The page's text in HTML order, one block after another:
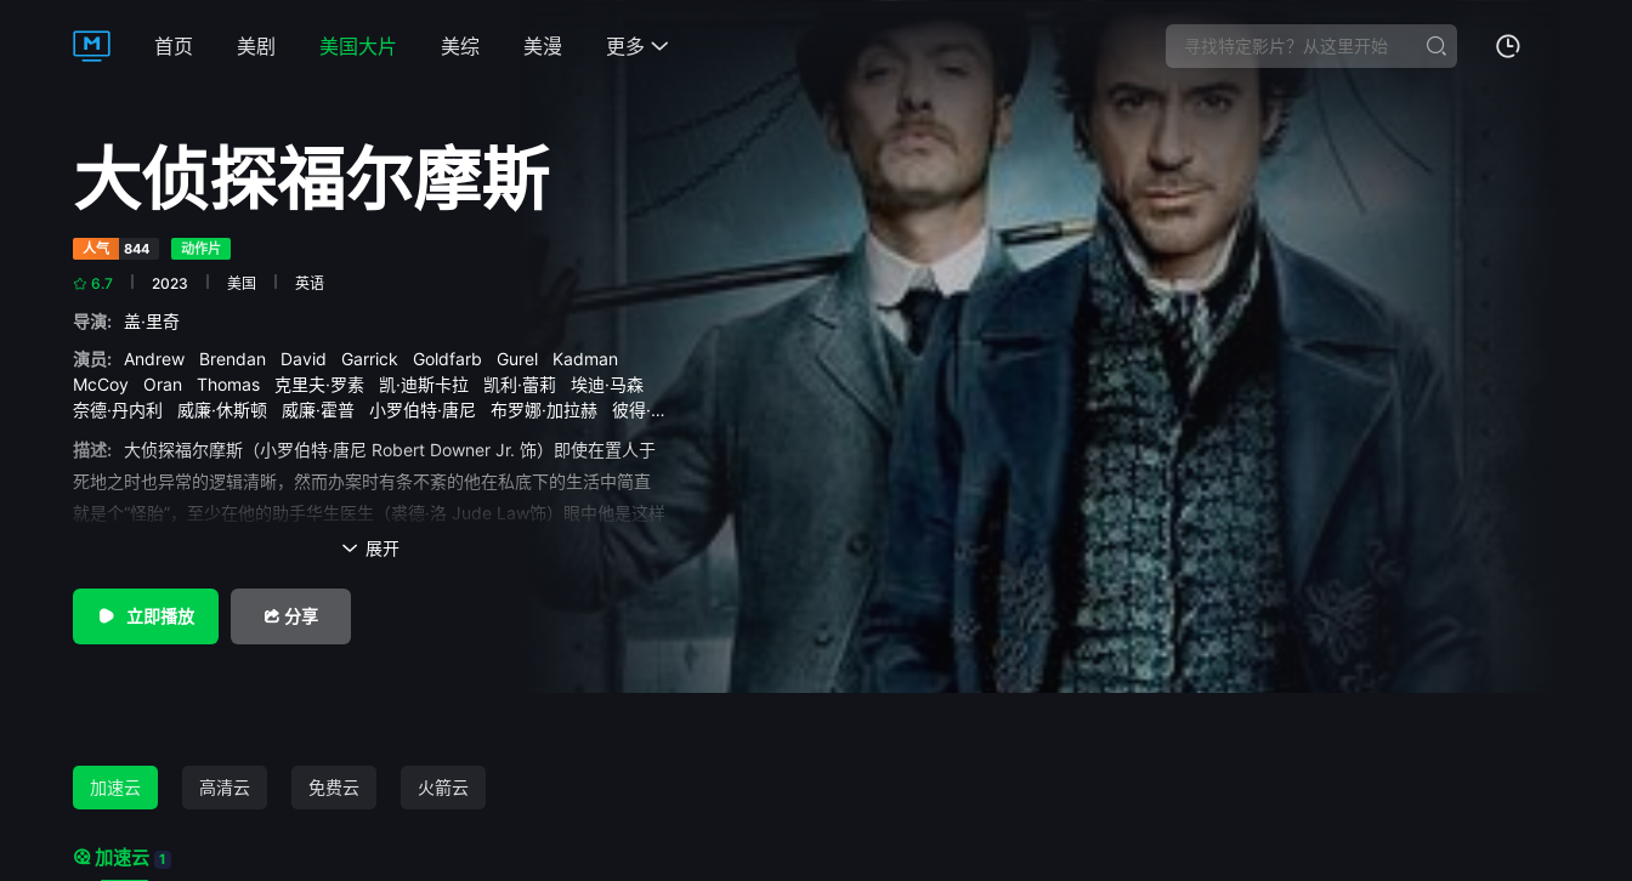
首页 美剧 美国大片 美综 美漫 更多 
大侦探福尔摩斯
人气 844 动作片
6.7 2023 美国 英语
导演:
盖·里奇
演员:
Andrew Brendan David Garrick Goldfarb Gurel
Kadman
McCoy
Oran Thomas 克里夫·罗素 凯·迪斯卡拉 凯利·蕾莉
埃迪·马森
奈德·丹内利
威廉·休斯顿 威廉·霍普 小罗伯特·唐尼 布罗娜·加拉赫
彼得·
汤姆·瓦特
瑞秋·麦克亚当斯 盖·威廉姆斯 罗伯特·梅耶 罗可·里奇 裘德·洛 詹姆斯·格
林尼 詹姆斯·福克斯 迈克尔·吉恩 迈尔斯·贾普 马克·斯特朗 马恩·戴维斯
描述:
大侦探福尔摩斯（小罗伯特·唐尼 Robert Downer Jr. 饰）即使在置人于
死地之时也异常的逻辑清晰，然而办案时有条不紊的他在私底下的生活中简直
就是个“怪胎”，至少在他的助手华生医生（裘德·洛 Jude Law饰）眼中他是这样
一个人。他们亲手绳之以法的“黑暗巫师”布莱克大人（马克·斯特朗 Mark
Rachel McAdams 饰）出现在他的身边要他帮忙找个失踪的人，而她身边有个
影子般可怕人物。坊间传说黑暗巫师已经复活，他的墓地遭到破坏，而躺在棺
（Lionel Wigram）。2010年第82届奥斯卡最佳艺术指导、最佳配乐2项提名、
第67届金球奖音乐喜剧类最佳男主角Robert Downey Jr.
 展开
立即播放 分享
加速云 高清云 免费云 火箭云
加速云 1